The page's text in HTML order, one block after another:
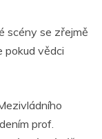
scény se zřejmě
pokud vědci
prof.